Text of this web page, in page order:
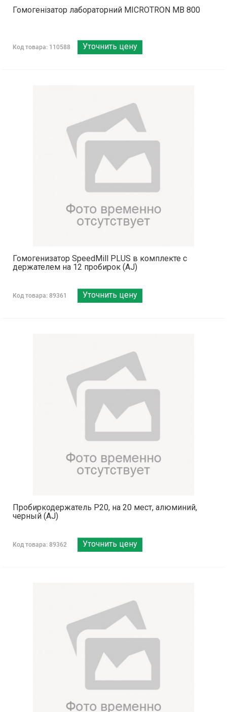
Гомогенізатор лабораторний MICROTRON MB 800
Код товара: 110588 Уточнить цену
Гомогенизатор SpeedMill PLUS в комплекте с
держателем на 12 пробирок (AJ)
Код товара: 89361 Уточнить цену
Пробиркодержатель P20, на 20 мест, алюминий,
черный (AJ)
Код товара: 89362 Уточнить цену